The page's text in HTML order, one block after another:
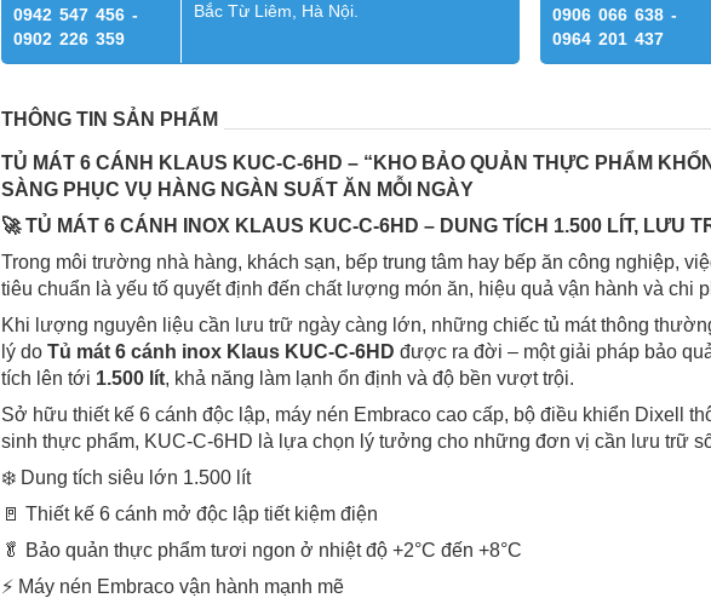
0942 547 456 -
0902 226 359
Bắc Từ Liêm, Hà Nội.
0906 066 638 -
0964 201 437
THÔNG TIN SẢN PHẨM
TỦ MÁT 6 CÁNH KLAUS KUC-C-6HD – “KHO BẢO QUẢN THỰC PHẨM
SÀNG PHỤC VỤ HÀNG NGÀN SUẤT ĂN MỖI NGÀY
🚀 TỦ MÁT 6 CÁNH INOX KLAUS KUC-C-6HD – DUNG TÍCH 1.500 LÍT, LƯU
Trong môi trường nhà hàng, khách sạn, bếp trung tâm hay bếp ăn công nghiệp,
tiêu chuẩn là yếu tố quyết định đến chất lượng món ăn, hiệu quả vận hành và chi
Khi lượng nguyên liệu cần lưu trữ ngày càng lớn, những chiếc tủ mát thông
lý do Tủ mát 6 cánh inox Klaus KUC-C-6HD được ra đời – một giải pháp bảo
tích lên tới 1.500 lít, khả năng làm lạnh ổn định và độ bền vượt trội.
Sở hữu thiết kế 6 cánh độc lập, máy nén Embraco cao cấp, bộ điều khiển Dixell
sinh thực phẩm, KUC-C-6HD là lựa chọn lý tưởng cho những đơn vị cần lưu trữ
❄️ Dung tích siêu lớn 1.500 lít
🚪 Thiết kế 6 cánh mở độc lập tiết kiệm điện
🥬 Bảo quản thực phẩm tươi ngon ở nhiệt độ +2°C đến +8°C
⚡ Máy nén Embraco vận hành mạnh mẽ